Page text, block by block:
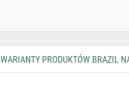
WARIANTY PRODUKTÓW BRAZIL